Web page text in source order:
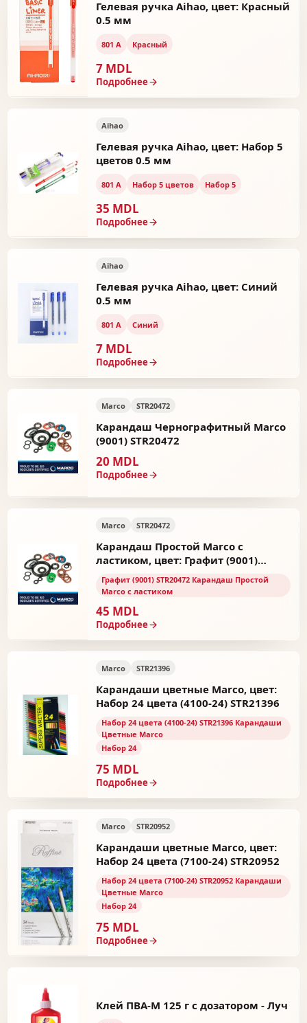
Гелевая ручка Aihao, цвет: Красный
0.5 мм
801 А Красный
7 MDL
Подробнее
Aihao
Гелевая ручка Aihao, цвет: Набор 5
цветов 0.5 мм
801 А Набор 5 цветов Набор 5
35 MDL
Подробнее
Aihao
Гелевая ручка Aihao, цвет: Синий
0.5 мм
801 А Синий
7 MDL
Подробнее
Marco STR20472
Карандаш Чернографитный Marco
(9001) STR20472
20 MDL
Подробнее
Marco STR20472
Карандаш Простой Marco с
ластиком, цвет: Графит (9001)
STR20472
Графит (9001) STR20472 Карандаш Простой
Marco с ластиком
45 MDL
Подробнее
Marco STR21396
Карандаши цветные Marco, цвет:
Набор 24 цвета (4100-24) STR21396
Набор 24 цвета (4100-24) STR21396 Карандаши
Цветные Marco
Набор 24
75 MDL
Подробнее
Marco STR20952
Карандаши цветные Marco, цвет:
Набор 24 цвета (7100-24) STR20952
Набор 24 цвета (7100-24) STR20952 Карандаши
Цветные Marco
Набор 24
75 MDL
Подробнее
Клей ПВА-М 125 г с дозатором - Луч